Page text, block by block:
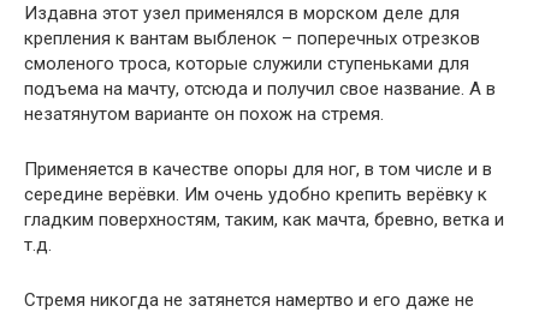
Издавна этот узел применялся в морском деле для
крепления к вантам выбленок – поперечных отрезков
смоленого троса, которые служили ступеньками для
подъема на мачту, отсюда и получил свое название. А в
незатянутом варианте он похож на стремя.
Применяется в качестве опоры для ног, в том числе и в
середине верёвки. Им очень удобно крепить верёвку к
гладким поверхностям, таким, как мачта, бревно, ветка и
т.д.
Стремя никогда не затянется намертво и его даже не